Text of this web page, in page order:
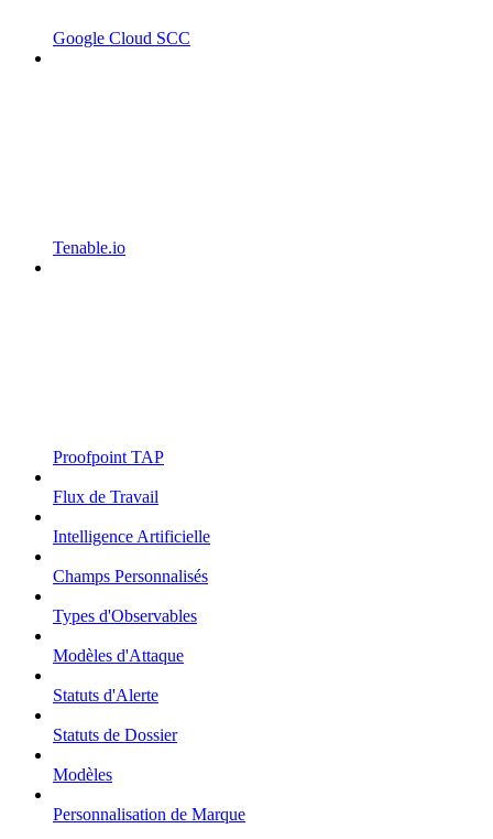
Google Cloud SCC
Tenable.io
Proofpoint TAP
Flux de Travail
Intelligence Artificielle
Champs Personnalisés
Types d'Observables
Modèles d'Attaque
Statuts d'Alerte
Statuts de Dossier
Modèles
Personnalisation de Marque